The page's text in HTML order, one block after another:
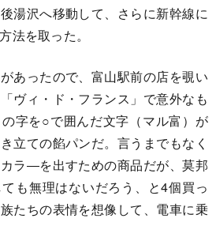
湯沢へ移動して、さらに新幹線に
法を取った。
あったので、富山駅前の店を覗い
ヴィ・ド・フランス」で意外なも
字を○で囲んだ文字（マル富）が
立ての餡パンだ。言うまでもなく
ラ―を出すための商品だが、莫邦
も無理はないだろう、と4個買っ
たちの表情を想像して、電車に乗